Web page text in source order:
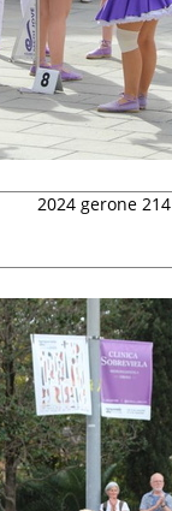
2024 gerone 214